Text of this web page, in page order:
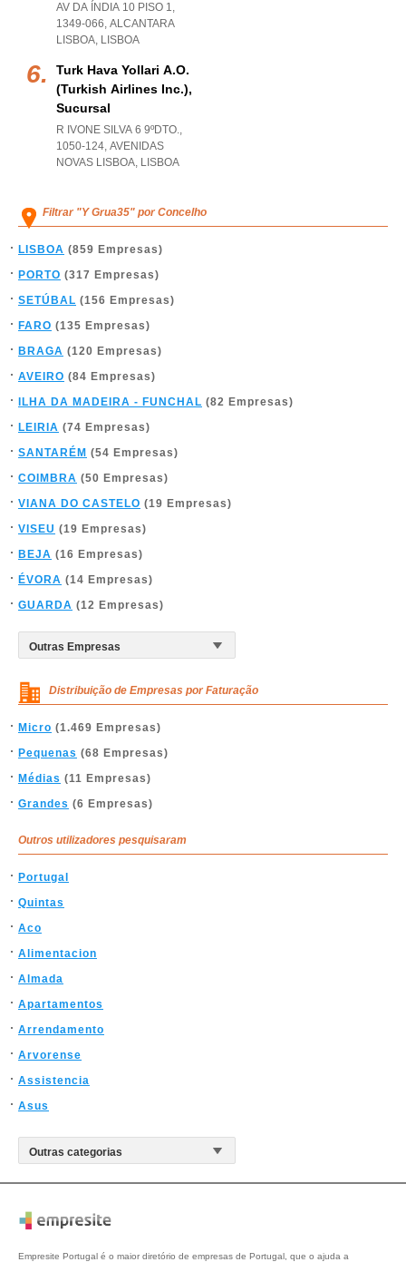
AV DA ÍNDIA 10 PISO 1,
1349-066, ALCANTARA
LISBOA, LISBOA
Turk Hava Yollari A.o.
(turkish Airlines Inc.),
Sucursal
R IVONE SILVA 6 9ºDTO.,
1050-124, AVENIDAS
NOVAS LISBOA, LISBOA
Filtrar "Y Grua35" por Concelho
LISBOA (859 Empresas)
PORTO (317 Empresas)
SETÚBAL (156 Empresas)
FARO (135 Empresas)
BRAGA (120 Empresas)
AVEIRO (84 Empresas)
ILHA DA MADEIRA - FUNCHAL (82 Empresas)
LEIRIA (74 Empresas)
SANTARÉM (54 Empresas)
COIMBRA (50 Empresas)
VIANA DO CASTELO (19 Empresas)
VISEU (19 Empresas)
BEJA (16 Empresas)
ÉVORA (14 Empresas)
GUARDA (12 Empresas)
Distribuição de Empresas por Faturação
Micro (1.469 Empresas)
Pequenas (68 Empresas)
Médias (11 Empresas)
Grandes (6 Empresas)
Outros utilizadores pesquisaram
Portugal
Quintas
Aco
Alimentacion
Almada
Apartamentos
Arrendamento
Arvorense
Assistencia
Asus
Empresite Portugal é o maior diretório de empresas de Portugal, que o ajuda a